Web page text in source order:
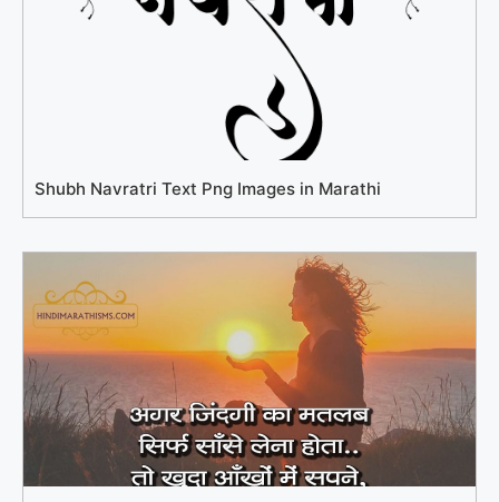
Shubh Navratri Text Png Images in Marathi